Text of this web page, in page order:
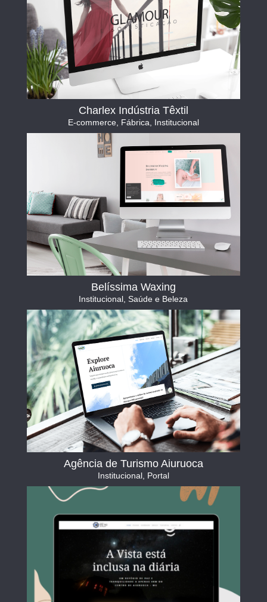
Charlex Indústria Têxtil
E-commerce, Fábrica Institucional
Belíssima Waxing
Institucional Saúde e Beleza
Agência de Turismo Aiuruoca
Institucional, Portal